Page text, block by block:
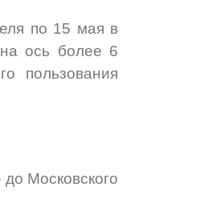
по 15 мая в
на ось более 6
пользования
Московского